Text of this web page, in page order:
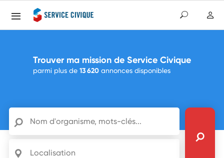
Trouver ma mission de Service Civique
parmi plus de 13 620 annonces disponibles
Nom d'organisme, mots-clés...